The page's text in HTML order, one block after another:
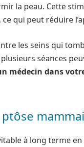
la peau. Cette
qui peut réduire
les seins qui
séances
médecin dans
à long terme